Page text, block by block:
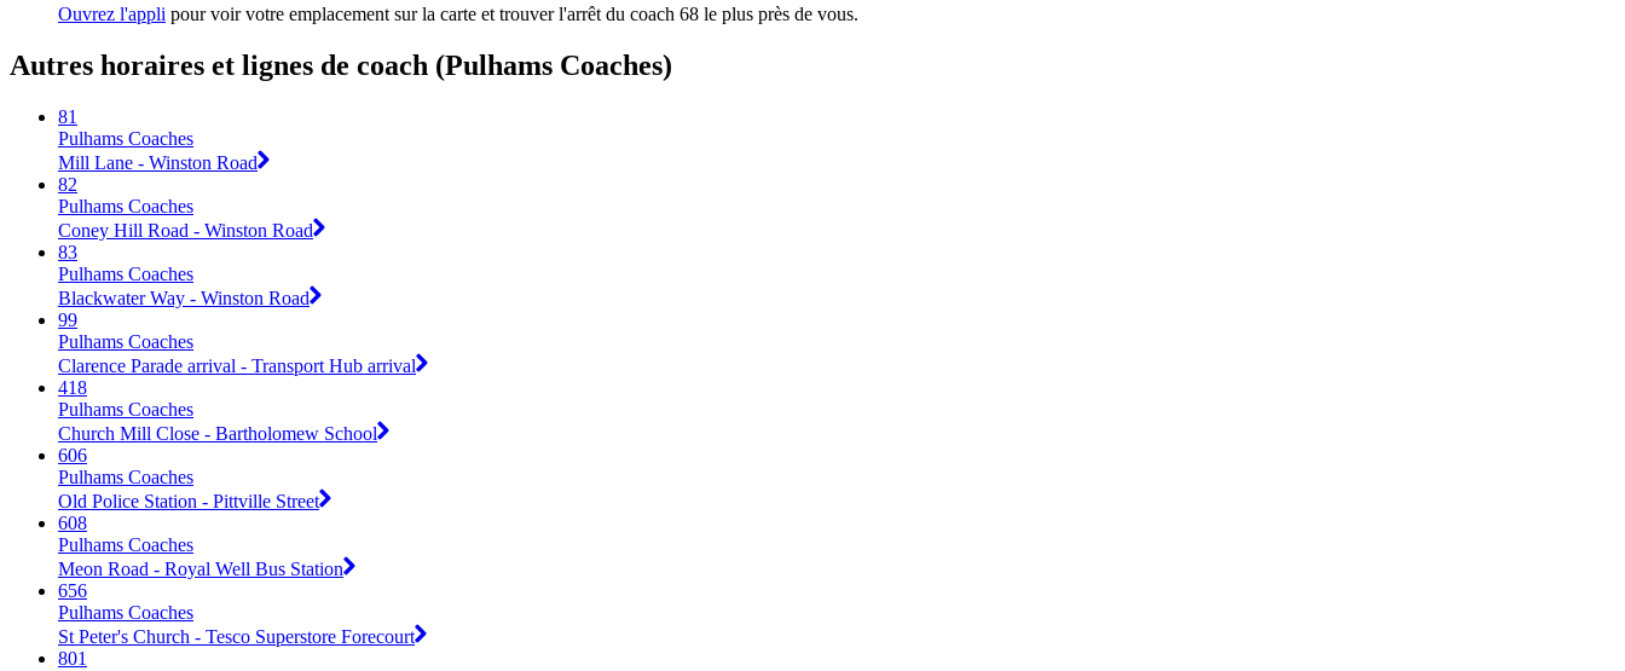
Ouvrez l'appli pour voir votre emplacement sur la carte et trouver l'arrêt du coach 68 le plus près de vous.
Autres horaires et lignes de coach (Pulhams Coaches)
81
Pulhams Coaches
Mill Lane - Winston Road
82
Pulhams Coaches
Coney Hill Road - Winston Road
83
Pulhams Coaches
Blackwater Way - Winston Road
99
Pulhams Coaches
Clarence Parade arrival - Transport Hub arrival
418
Pulhams Coaches
Church Mill Close - Bartholomew School
606
Pulhams Coaches
Old Police Station - Pittville Street
608
Pulhams Coaches
Meon Road - Royal Well Bus Station
656
Pulhams Coaches
St Peter's Church - Tesco Superstore Forecourt
801